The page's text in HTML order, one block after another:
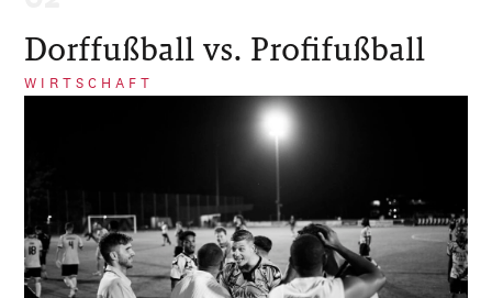
Dorffußball vs. Profifußball
WIRTSCHAFT